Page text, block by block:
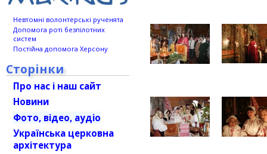
Невтомні волонтерські рученята
Допомога роті безпілотних
систем
Постійна допомога Херсону
Сторінки
Про нас і наш сайт
Новини
Фото, відео, аудіо
Українська церковна
архітектура